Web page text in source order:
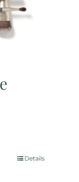
Details